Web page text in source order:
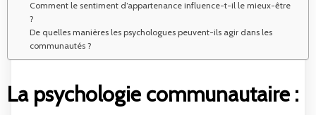
Comment le sentiment d’appartenance influence-t-il le mieux-être
?
De quelles manières les psychologues peuvent-ils agir dans les
communautés ?
La psychologie communautaire :